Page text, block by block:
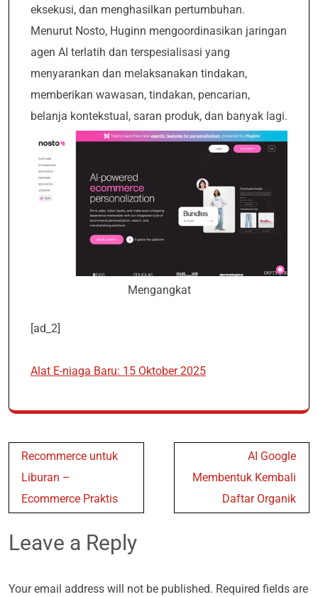
eksekusi, dan menghasilkan pertumbuhan.
Menurut Nosto, Huginn mengoordinasikan jaringan
agen AI terlatih dan terspesialisasi yang
menyarankan dan melaksanakan tindakan,
memberikan wawasan, tindakan, pencarian,
belanja kontekstual, saran produk, dan banyak lagi.
Mengangkat
[ad_2]
Alat E-niaga Baru: 15 Oktober 2025
Post
navigation
Recommerce untuk
Liburan –
Ecommerce Praktis
AI Google
Membentuk Kembali
Daftar Organik
Leave a Reply
Your email address will not be published. Required fields are